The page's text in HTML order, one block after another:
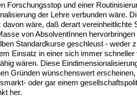
Forschungsstop und einer
der Lehre verbunden wäre.
davon wäre, daß derart vereinheitlichte
von AbsolventInnen hervorbringen
Standardkurse geschleust - weder
Einsatz in einer sich immer schneller
wären. Diese
Gründen wünschenswert
oder gar einem
her.